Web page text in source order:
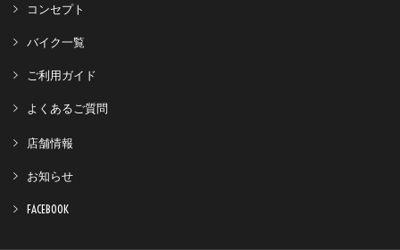
コンセプト
バイク一覧
ご利用ガイド
よくあるご質問
店舗情報
お知らせ
FACEBOOK